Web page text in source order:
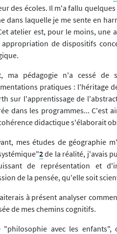
des écoles. Il m'a fallu
dans laquelle je me sente en
atelier est, pour le moins, une
de dispositifs
ma pédagogie n'a cessé
pratiques : l'héritage
sur l'apprentissage de
dans les programmes... C'est
didactique s'élaborait
mes études de géographie
2de la réalité, j'avais
de représentation et
de la pensée, qu'elle soit
à présent analyser
de mes chemins cognitifs.
"philosophie avec les